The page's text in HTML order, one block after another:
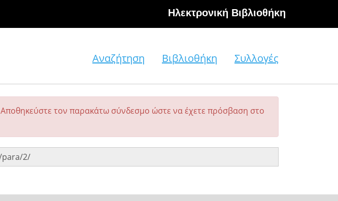
Hλεκτρονική Βιβλιοθήκη
Αναζήτηση Βιβλιοθήκη Συλλογές
Αποθηκεύστε τον παρακάτω σύνδεσμο ώστε να έχετε πρόσβαση στο